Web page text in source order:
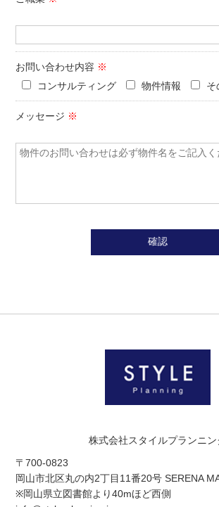
お問い合わせ内容 ※
コンサルティング 物件情報 そ
メッセージ ※
株式会社スタイルプランニン
〒700-0823
岡山市北区丸の内2丁目11番20号 SERENA
※岡山県立図書館より40mほど西側